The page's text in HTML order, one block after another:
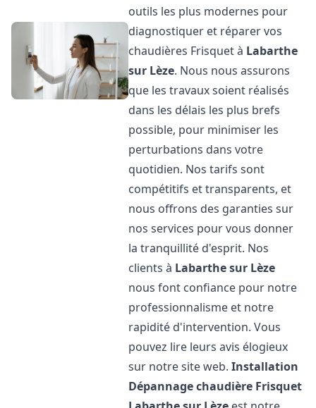
outils les plus modernes pour
diagnostiquer et réparer vos
chaudières Frisquet à Labarthe
sur Lèze. Nous nous assurons
que les travaux soient réalisés
dans les délais les plus brefs
possible, pour minimiser les
perturbations dans votre
quotidien. Nos tarifs sont
compétitifs et transparents, et
nous offrons des garanties sur
nos services pour vous donner
la tranquillité d'esprit. Nos
clients à Labarthe sur Lèze
nous font confiance pour notre
professionnalisme et notre
rapidité d'intervention. Vous
pouvez lire leurs avis élogieux
sur notre site web.Installation
Dépannage chaudière Frisquet